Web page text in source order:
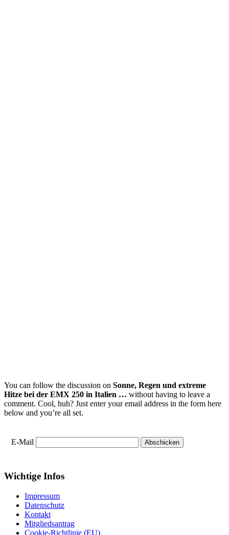
You can follow the discussion on Sonne, Regen und extreme
Hitze bei der EMX 250 in Italien … without having to leave a
comment. Cool, huh? Just enter your email address in the form here
below and you’re all set.
E-Mail
Wichtige Infos
Impressum
Datenschutz
Kontakt
Mitgliedsantrag
Cookie-Richtlinie (EU)